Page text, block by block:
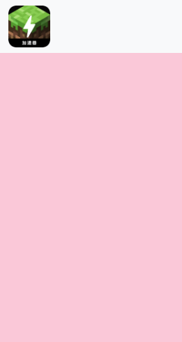
跳转到主要内容